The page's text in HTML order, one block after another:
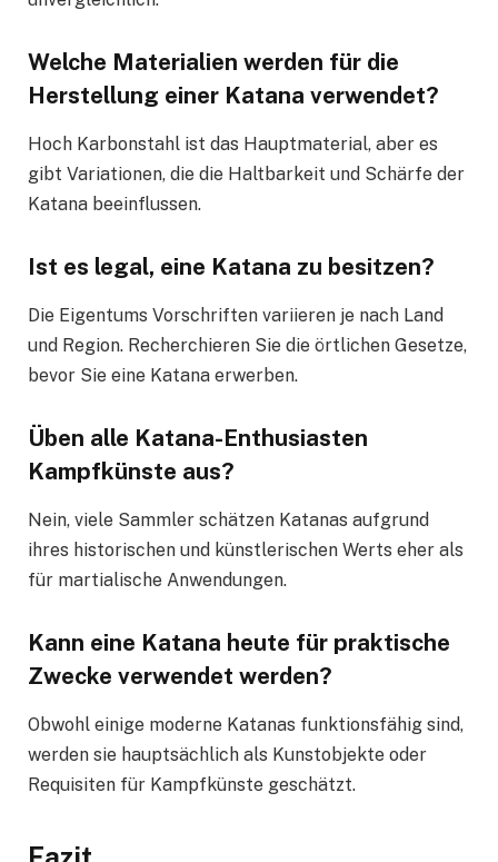
Welche Materialien werden für die
Herstellung einer Katana verwendet?
Hoch Karbonstahl ist das Hauptmaterial, aber es
gibt Variationen, die die Haltbarkeit und Schärfe der
Katana beeinflussen.
Ist es legal, eine Katana zu besitzen?
Die Eigentums Vorschriften variieren je nach Land
und Region. Recherchieren Sie die örtlichen Gesetze,
bevor Sie eine Katana erwerben.
Üben alle Katana-Enthusiasten
Kampfkünste aus?
Nein, viele Sammler schätzen Katanas aufgrund
ihres historischen und künstlerischen Werts eher als
für martialische Anwendungen.
Kann eine Katana heute für praktische
Zwecke verwendet werden?
Obwohl einige moderne Katanas funktionsfähig sind,
werden sie hauptsächlich als Kunstobjekte oder
Requisiten für Kampfkünste geschätzt.